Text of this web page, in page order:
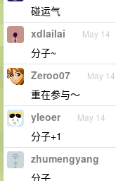
碰运气
xdlailai May 14
分子~
Zeroo07 May 14
重在参与～
yleoer May 14
分子+1
zhumengyang
分子